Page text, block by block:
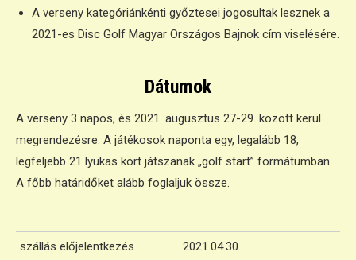
A verseny kategóriánkénti győztesei jogosultak lesznek a
2021-es Disc Golf Magyar Országos Bajnok cím viselésére.
Dátumok
A verseny 3 napos, és 2021. augusztus 27-29. között kerül
megrendezésre. A játékosok naponta egy, legalább 18,
legfeljebb 21 lyukas kört játszanak „golf start” formátumban.
A főbb határidőket alább foglaljuk össze.
szállás előjelentkezés 2021.04.30.